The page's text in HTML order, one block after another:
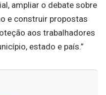
ampliar o debate sobre
e construir propostas
aos trabalhadores
estado e país.”